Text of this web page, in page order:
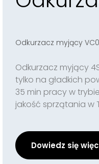
Odkurzacz myjący
Odkurzacz myjący
tylko na gładkich
35 min pracy w
jakość sprzątania w
Dowiedz się